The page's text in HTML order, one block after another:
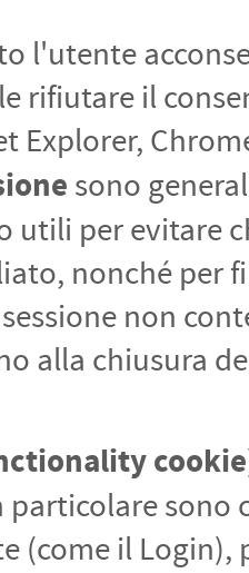
l'utente
rifiutare il
Explorer,
sono
utili per evitare
nonché per
non
alla chiusura
cookie
sono
(come il Login),